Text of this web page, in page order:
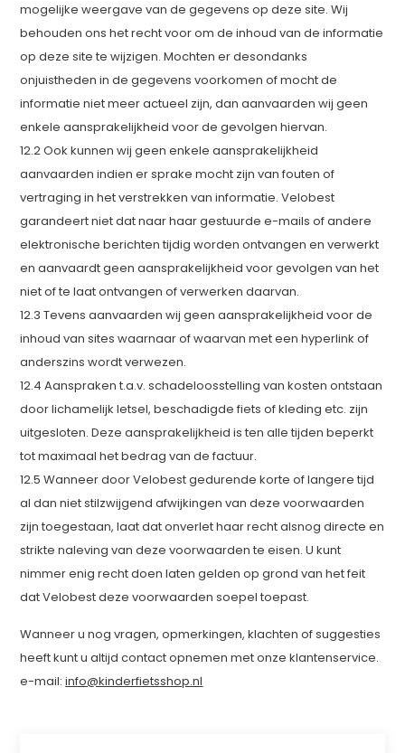
mogelijke weergave van de gegevens op deze site. Wij
behouden ons het recht voor om de inhoud van de informatie
op deze site te wijzigen. Mochten er desondanks
onjuistheden in de gegevens voorkomen of mocht de
informatie niet meer actueel zijn, dan aanvaarden wij geen
enkele aansprakelijkheid voor de gevolgen hiervan.
12.2 Ook kunnen wij geen enkele aansprakelijkheid
aanvaarden indien er sprake mocht zijn van fouten of
vertraging in het verstrekken van informatie. Velobest
garandeert niet dat naar haar gestuurde e-mails of andere
elektronische berichten tijdig worden ontvangen en verwerkt
en aanvaardt geen aansprakelijkheid voor gevolgen van het
niet of te laat ontvangen of verwerken daarvan.
12.3 Tevens aanvaarden wij geen aansprakelijkheid voor de
inhoud van sites waarnaar of waarvan met een hyperlink of
anderszins wordt verwezen.
12.4 Aanspraken t.a.v. schadeloosstelling van kosten ontstaan
door lichamelijk letsel, beschadigde fiets of kleding etc. zijn
uitgesloten. Deze aansprakelijkheid is ten alle tijden beperkt
tot maximaal het bedrag van de factuur.
12.5 Wanneer door Velobest gedurende korte of langere tijd
al dan niet stilzwijgend afwijkingen van deze voorwaarden
zijn toegestaan, laat dat onverlet haar recht alsnog directe en
strikte naleving van deze voorwaarden te eisen. U kunt
nimmer enig recht doen laten gelden op grond van het feit
dat Velobest deze voorwaarden soepel toepast.
Wanneer u nog vragen, opmerkingen, klachten of suggesties
heeft kunt u altijd contact opnemen met onze klantenservice.
e-mail:info@kinderfietsshop.nl